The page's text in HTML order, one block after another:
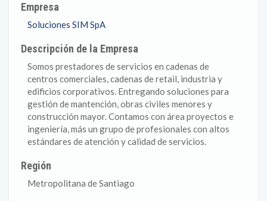
Empresa
Soluciones SIM SpA
Descripción de la Empresa
Somos prestadores de servicios en cadenas de
centros comerciales, cadenas de retail, industria y
edificios corporativos. Entregando soluciones para
gestión de mantención, obras civiles menores y
construcción mayor. Contamos con área proyectos e
ingeniería, más un grupo de profesionales con altos
estándares de atención y calidad de servicios.
Región
Metropolitana de Santiago